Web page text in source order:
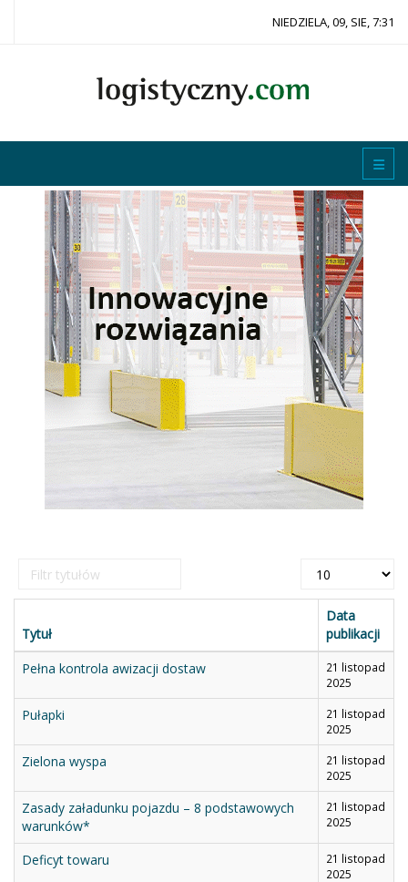
NIEDZIELA, 09, SIE, 7:31
Filtr
tytułów
Pokaż
Tytuł
Data
publikacji
Pełna kontrola awizacji dostaw
21 listopad
2025
Pułapki
21 listopad
2025
Zielona wyspa
21 listopad
2025
Zasady załadunku pojazdu – 8 podstawowych
warunków*
21 listopad
2025
Deficyt towaru
21 listopad
2025